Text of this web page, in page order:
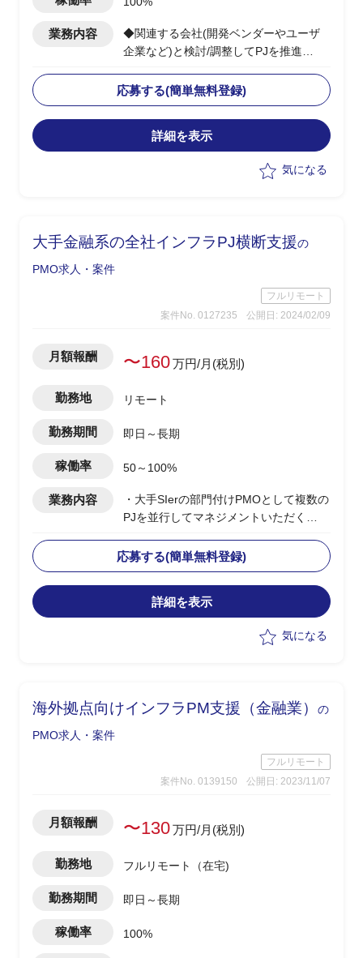
業務内容
◆関連する会社(開発ベンダーやユーザ
企業など)と検討/調整してPJを推進
のPMOを担当する
・全体としては複数年で開発する大規模
なPJ。
応募する(簡単無料登録)
詳細を表示
気になる
大手金融系の全社インフラPJ横断支援の
PMO求人・案件
フルリモート
案件No. 0127235
公開日: 2024/02/09
月額報酬 〜160万円/月(税別)
勤務地 リモート
勤務期間 即日～長期
稼働率 50～100%
業務内容
・大手SIerの部門付けPMOとして複数の
PJを並行してマネジメントいただく
ド会社に対してインフラ領域の保守、開
発を行っている
・複数PJの横断的なPMO支援(課題管
理、進捗管理など)
・必要に応じて部門全体の組織改善施策
応募する(簡単無料登録)
詳細を表示
気になる
海外拠点向けインフラPM支援（金融業）
の
PMO求人・案件
フルリモート
案件No. 0139150
公開日: 2023/11/07
月額報酬 〜130万円/月(税別)
勤務地 フルリモート（在宅)
勤務期間 即日～長期
稼働率 100%